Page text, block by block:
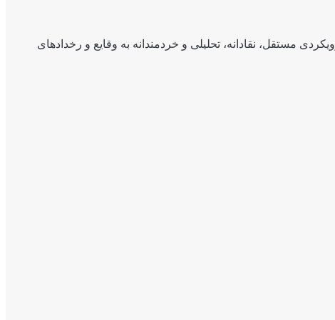
مستقل، نقادانه، تحلیلی و خردمندانه به وقایع و رخدادهای